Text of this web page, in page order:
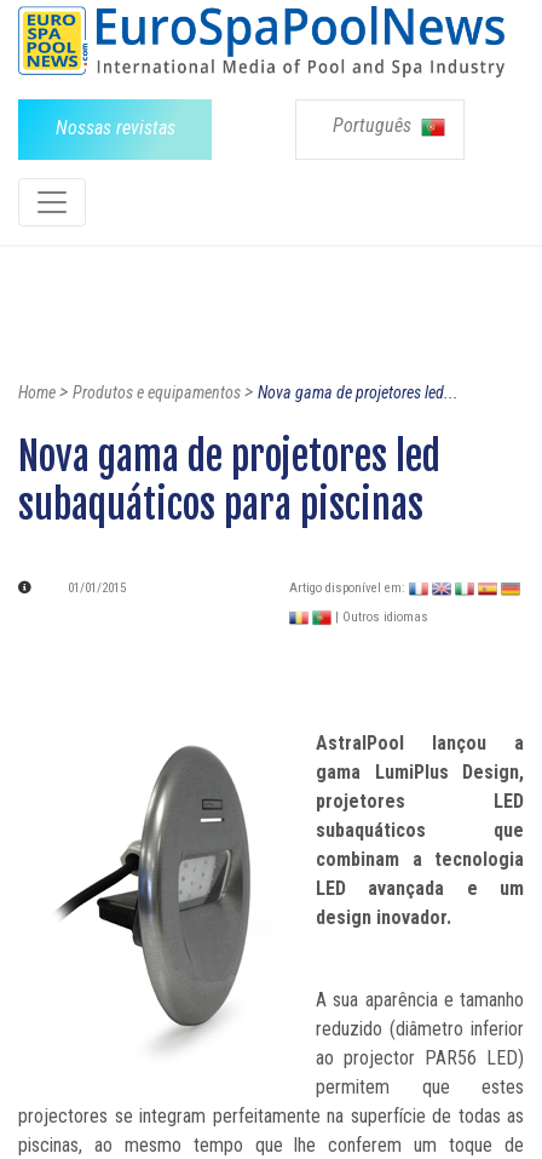
Nossas revistas Português
Home> Produtos e equipamentos> Nova gama de projetores led...
Nova gama de projetores led
subaquáticos para piscinas
01/01/2015
Artigo disponível em:
| Outros idiomas
AstralPool lançou a
gama LumiPlus Design,
projetores LED
subaquáticos que
combinam a tecnologia
LED avançada e um
design inovador.
A sua aparência e tamanho
reduzido (diâmetro inferior
ao projector PAR56 LED)
permitem que estes
projectores se integram perfeitamente na superfície de todas as
piscinas, ao mesmo tempo que lhe conferem um toque de